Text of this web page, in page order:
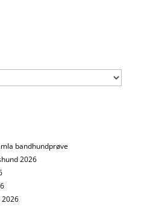
bandhundprøve
2026
2026